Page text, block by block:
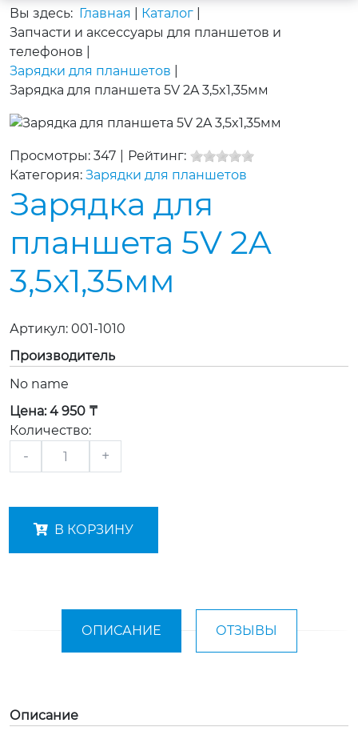
Вы здесь: Главная Каталог
Запчасти и аксессуары для планшетов и
телефонов
Зарядки для планшетов
Зарядка для планшета 5V 2A 3,5x1,35мм
Просмотры: 347
Рейтинг:
Категория: Зарядки для планшетов
Зарядка для
планшета 5V 2A
3,5x1,35мм
Артикул: 001-1010
Производитель
No name
Цена: 4 950 ₸
Количество:
- +
В КОРЗИНУ
ОПИСАНИЕ ОТЗЫВЫ
Описание